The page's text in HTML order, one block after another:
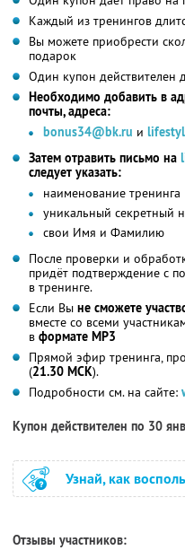
Каждый из тренингов
Вы можете приобрести
подарок
Один купон действителен
Необходимо добавить в
почты, адреса:
bonus34@bk.ru и
Затем отравить письмо на
следует указать:
наименование тренинга
уникальный секретный
свои Имя и Фамилию
После проверки и
придёт подтверждение с
в тренинге.
Если Вы не сможете
вместе со всеми
в формате MP3
Прямой эфир тренинга,
(21.30 МСК).
Подробности см. на сайте:
Купон действителен по 30
Узнай, как
Отзывы участников: